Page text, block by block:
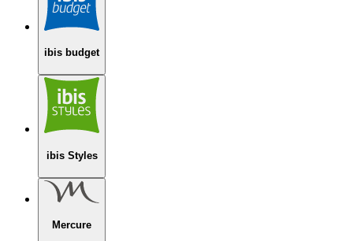
ibis budget
ibis Styles
Mercure